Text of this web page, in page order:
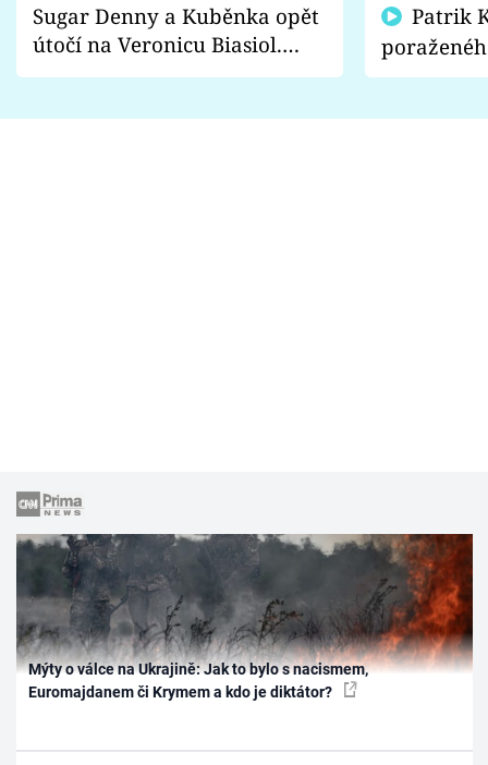
Sugar Denny a Kuběnka opět
útočí na Veronicu Biasiol.
Proč je podle nich falešná a
fanoušci
Mýty o válce na Ukrajině: Jak to bylo s nacismem,
Euromajdanem či Krymem a kdo je diktátor?